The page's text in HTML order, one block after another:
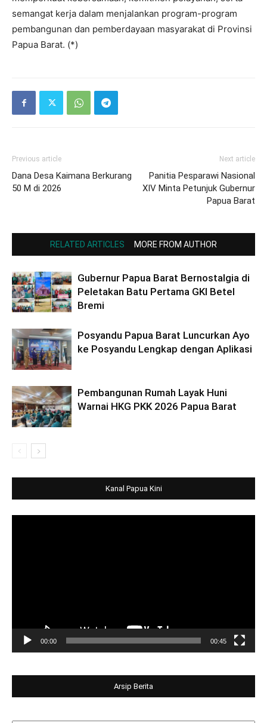
semangat kerja dalam menjalankan program-program
pembangunan dan pemberdayaan masyarakat di Provinsi
Papua Barat. (*)
Previous article
Dana Desa Kaimana Berkurang
50 M di 2026
Next article
Panitia Pesparawi Nasional
XIV Minta Petunjuk Gubernur
Papua Barat
RELATED ARTICLES MORE FROM AUTHOR
Gubernur Papua Barat Bernostalgia di
Peletakan Batu Pertama GKI Betel
Bremi
Posyandu Papua Barat Luncurkan Ayo
ke Posyandu Lengkap dengan Aplikasi
Pembangunan Rumah Layak Huni
Warnai HKG PKK 2026 Papua Barat
Kanal Papua Kini
00:00 00:45
Arsip Berita
Arsip